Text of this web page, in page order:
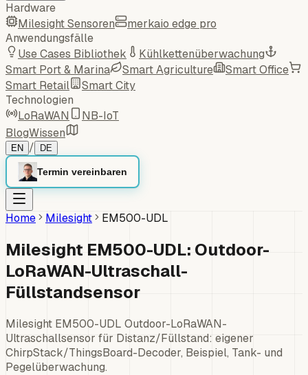
Hardware
Milesight Sensoren
merkaio edge pro
Anwendungsfälle
Use Cases Bibliothek
Kühlkettenüberwachung
Smart Port & Marina
Smart Agriculture
Smart Office
Smart Retail
Smart City
Technologien
LoRaWAN
NB-IoT
BlogWissen
EN / DE
Termin vereinbaren
Home Milesight EM500-UDL
Milesight EM500-UDL: Outdoor-
LoRaWAN-Ultraschall-
Füllstandsensor
Milesight EM500-UDL Outdoor-LoRaWAN-
Ultraschallsensor für Distanz/Füllstand: eigener
ChirpStack/ThingsBoard-Decoder, Beispiel, Tank- und
Pegelüberwachung.